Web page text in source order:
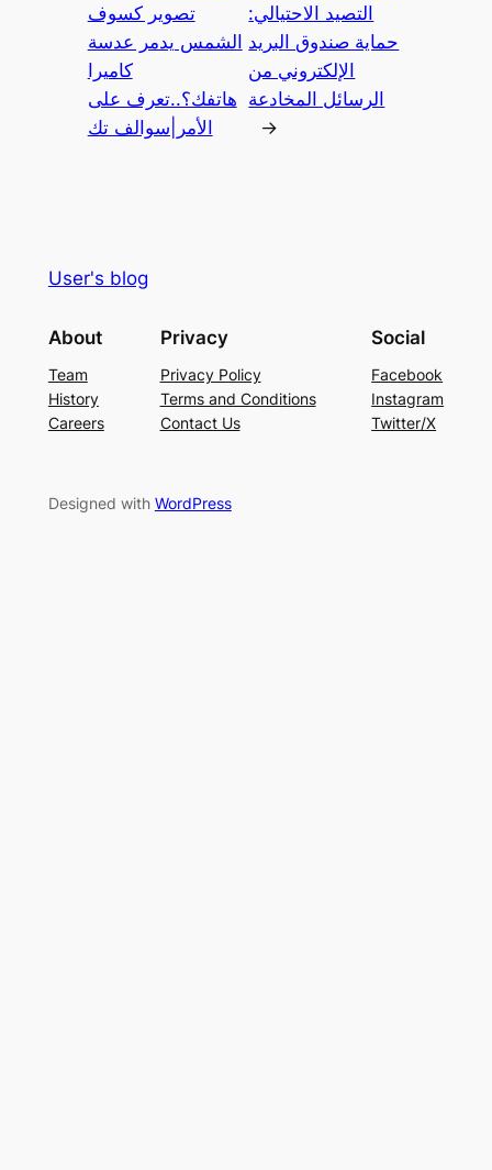
تصوير كسوف
الشمس يدمر عدسة
كاميرا
هاتفك؟..تعرف على
الأمر|سوالف تك
التصيد الاحتيالي:
حماية صندوق البريد
الإلكتروني من
الرسائل المخادعة
→
User's blog
About
Team
History
Careers
Privacy
Privacy Policy
Terms and Conditions
Contact Us
Social
Facebook
Instagram
Twitter/X
Designed with WordPress